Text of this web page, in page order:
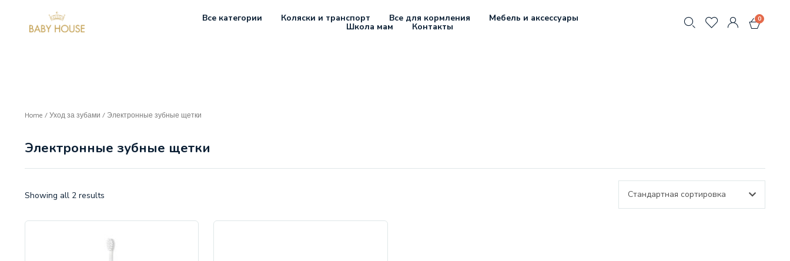
Все категории Коляски и транспорт Все для кормления Мебель и аксессуары
Школа мам Контакты
0
Home /Уход за зубами / Электронные зубные щетки
Электронные зубные щетки
Showing all 2 results Стандартная сортировка